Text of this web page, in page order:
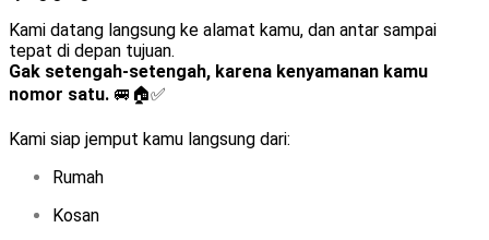
Kami datang langsung ke alamat kamu, dan antar sampai
tepat di depan tujuan.
Gak setengah-setengah, karena kenyamanan kamu
nomor satu. 🚐🏠✅
Kami siap jemput kamu langsung dari:
Rumah
Kosan